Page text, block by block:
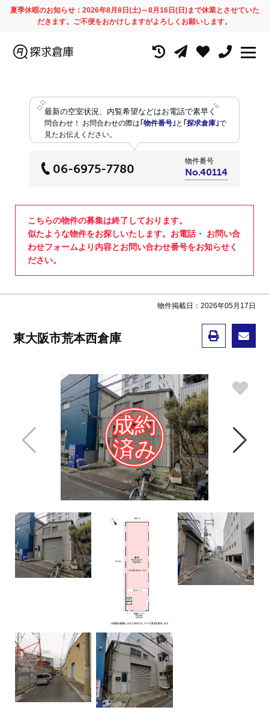
夏季休暇のお知らせ：2026年8月8日(土)～8月16日(日)まで休業とさせていた
だきます。ご不便をおかけしますがよろしくお願いします。
最新の空室状況、内覧希望などはお電話で素早く
問合わせ！ お問合わせの際は ｢物件番号｣ と ｢探求倉庫｣で
見たお伝えください。
06-6975-7780
物件番号
No.40114
こちらの物件の募集は終了しております。
似たような物件をお探しいたします。お電話・ お問い合
わせフォームより内容とお問い合わせ番号をお知らせく
ださい。
物件掲載日：2026年05月17日
東大阪市荒本西倉庫